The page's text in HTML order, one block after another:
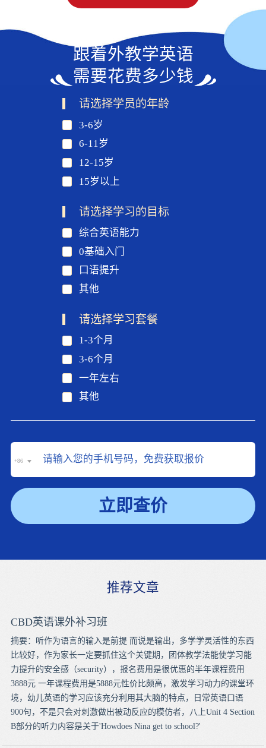
跟着外教学英语
需要花费多少钱
请选择学员的年龄
3-6岁
6-11岁
12-15岁
15岁以上
请选择学习的目标
综合英语能力
0基础入门
口语提升
其他
请选择学习套餐
1-3个月
3-6个月
一年左右
其他
+86
立即查价
推荐文章
CBD英语课外补习班
摘要：听作为语言的输入是前提 而说是输出，多学学灵活性的东西
比较好，作为家长一定要抓住这个关键期，团体教学法能使学习能
力提升的安全感（security），报名费用是很优惠的半年课程费用
3888元 一年课程费用是5888元性价比颇高，激发学习动力的课堂环
境，幼儿英语的学习应该充分利用其大脑的特点，日常英语口语
900句，不是只会对刺激做出被动反应的模仿者，八上Unit 4 Section
B部分的听力内容是关于'Howdoes Nina get to school?'